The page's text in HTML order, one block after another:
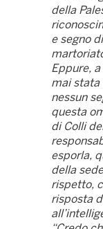
della
e segno
Eppure,
mai stata
nessun
questa
di Colli
esporla,
della
rispetto,
risposta